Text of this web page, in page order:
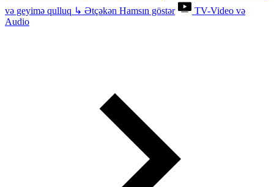
və geyimə qulluq ↳ Ətçəkən Hamsın göstər
TV-Video və
Audio